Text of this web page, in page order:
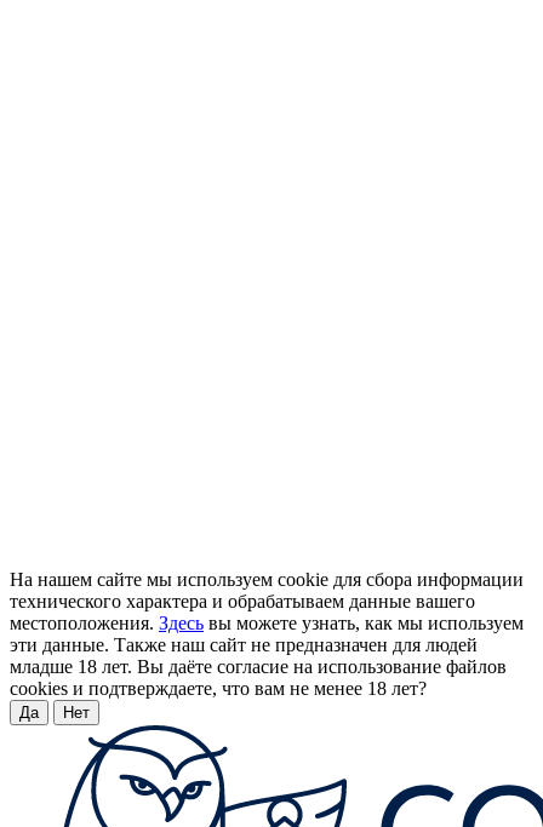
На нашем сайте мы используем cookie для сбора информации
технического характера и обрабатываем данные вашего
местоположения. Здесь вы можете узнать, как мы используем
эти данные. Также наш сайт не предназначен для людей
младше 18 лет. Вы даёте согласие на использование файлов
cookies и подтверждаете, что вам не менее 18 лет?
Да Нет